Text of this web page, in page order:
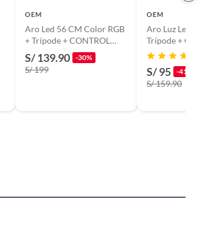
OEM
Aro Led 56 CM Color RGB
+ Trípode + CONTROL
REMOTO
S/ 139.90 -30%
S/ 199
OEM
Aro Luz Led de
Trípode +
para 3
S/ 95 -41%
S/ 159.90